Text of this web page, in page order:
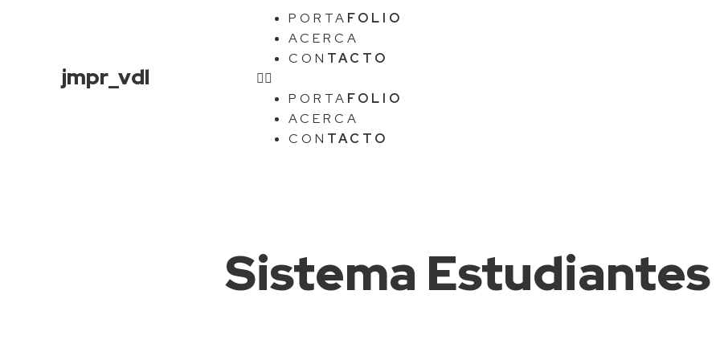
jmpr_vdl
PORTA FOLIO
ACERCA
CON TACTO
PORTA FOLIO
ACERCA
CON TACTO
Sistema Estudiantes